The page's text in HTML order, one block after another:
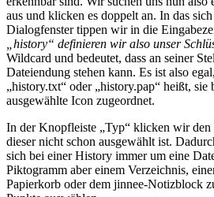
aus und klicken es doppelt an. In das
Dialogfenster tippen wir in die
„history“ definieren wir also unser
Wildcard und bedeutet, dass an seiner
Dateiendung stehen kann. Es ist also
„history.txt“ oder „history.pap“ heißt, sie
ausgewählte Icon zugeordnet.
In der Knopfleiste „Typ“ klicken wir den
dieser nicht schon ausgewählt ist.
sich bei einer History immer um eine
Piktogramm aber einem Verzeichnis,
Papierkorb oder dem jinnee-Notizblock